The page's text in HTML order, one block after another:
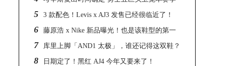
冠军
5 3 款配色！Levis x AJ3 发售已经很临近了！
6 藤原浩 x Nike 新品曝光！也是该鞋型的第一
个联名！
7 库里上脚「AND1 太极」，谁还记得这双鞋？
8 日期定了！黑红 AJ4 今年又要来了！